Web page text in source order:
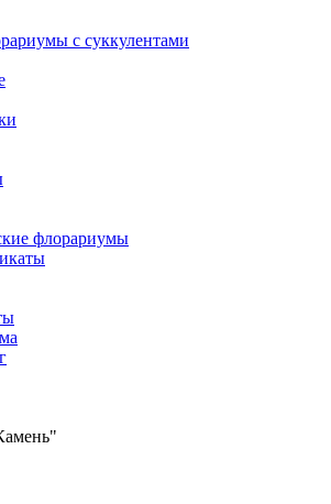
с суккулентами
флорариумы